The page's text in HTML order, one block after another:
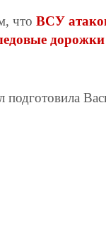
что ВСУ
подготовила